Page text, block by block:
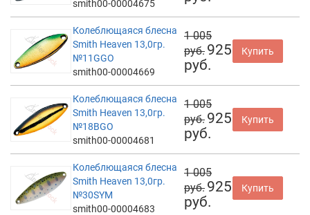
smith00-00004675
Колеблющаяся блесна
Smith Heaven 13,0гр.
№11GGO
smith00-00004669
1 005
руб. 925
руб.
Купить
Колеблющаяся блесна
Smith Heaven 13,0гр.
№18BGO
smith00-00004681
1 005
руб. 925
руб.
Купить
Колеблющаяся блесна
Smith Heaven 13,0гр.
№30SYM
smith00-00004683
1 005
руб. 925
руб.
Купить